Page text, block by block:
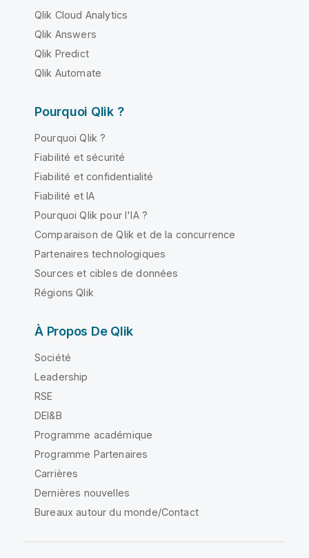
Qlik Cloud Analytics
Qlik Answers
Qlik Predict
Qlik Automate
Pourquoi Qlik ?
Pourquoi Qlik ?
Fiabilité et sécurité
Fiabilité et confidentialité
Fiabilité et IA
Pourquoi Qlik pour l'IA ?
Comparaison de Qlik et de la concurrence
Partenaires technologiques
Sources et cibles de données
Régions Qlik
À Propos De Qlik
Société
Leadership
RSE
DEI&B
Programme académique
Programme Partenaires
Carrières
Dernières nouvelles
Bureaux autour du monde/Contact